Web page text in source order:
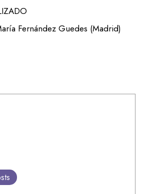
Fernández Guedes (Madrid)